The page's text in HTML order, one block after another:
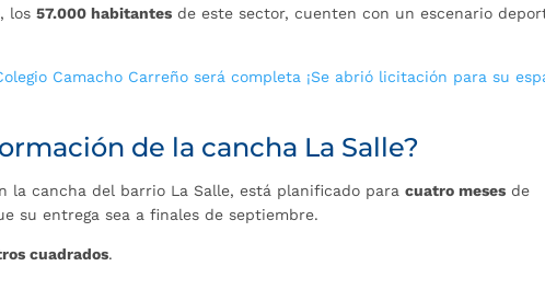
los57.000 habitantes de este sector, cuenten con un escenario
Camacho Carreño será completa ¡Se abrió licitación para su
de la cancha La Salle?
la cancha del barrio La Salle, está planificado paracuatro meses de
su entrega sea a finales de septiembre.
cuadrados.